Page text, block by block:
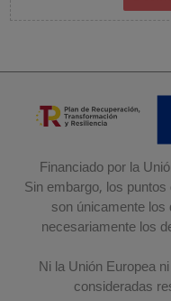
Financiado por la
Sin embargo, los
son únicamente
necesariamente los
Ni la Unión Europea
consideradas